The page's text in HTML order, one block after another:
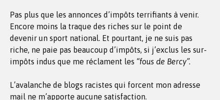
Pas plus que les annonces d’impôts terrifiants à venir.
Encore moins la traque des riches sur le point de
devenir un sport national. Et pourtant, je ne suis pas
riche, ne paie pas beaucoup d’impôts, si j’exclus les sur-
impôts indus que me réclament les “fous de Bercy”.
L’avalanche de blogs racistes qui forcent mon adresse
mail ne m’apporte aucune satisfaction.